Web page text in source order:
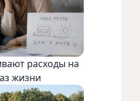
расходы на
жизни